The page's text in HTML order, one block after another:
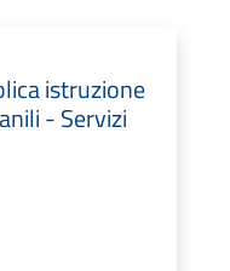
istruzione
- Servizi